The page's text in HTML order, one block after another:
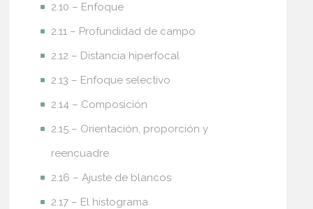
2.10 – Enfoque
2.11 – Profundidad de campo
2.12 – Distancia hiperfocal
2.13 – Enfoque selectivo
2.14 – Composición
2.15 – Orientación, proporción y
reencuadre
2.16 – Ajuste de blancos
2.17 – El histograma